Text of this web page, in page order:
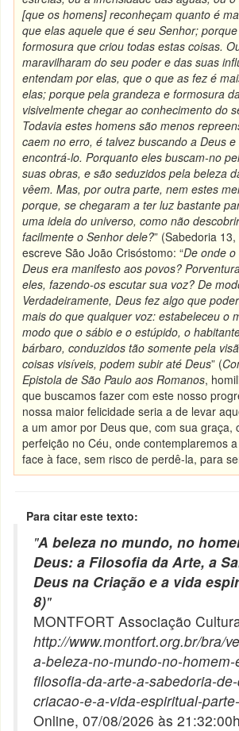
[que os homens] reconheçam quanto é
que elas aquele que é seu Senhor;
formosura que criou todas estas coisas.
maravilharam do seu poder e das suas
entendam por elas, que o que as fez é
elas; porque pela grandeza e formosura
visivelmente chegar ao conhecimento do
Todavia estes homens são menos
caem no erro, é talvez buscando a Deus
encontrá-lo. Porquanto eles buscam-no
suas obras, e são seduzidos pela beleza
vêem. Mas, por outra parte, nem estes
porque, se chegaram a ter luz bastante
uma ideia do universo, como não
facilmente o Senhor dele?” (Sabedoria
escreve São João Crisóstomo: “De onde
Deus era manifesto aos povos?
eles, fazendo-os escutar sua voz? De
Verdadeiramente, Deus fez algo que
mais do que qualquer voz: estabeleceu o
modo que o sábio e o estúpido, o
bárbaro, conduzidos tão somente pela
coisas visíveis, podem subir até Deus” (
Epistola de São Paulo aos Romanos,
que buscamos fazer com este nosso
nossa maior felicidade seria a de levar
a um amor por Deus que, com sua graça,
perfeição no Céu, onde contemplaremos
face à face, sem risco de perdê-la, para
Para citar este texto:
"A beleza no mundo, no
Deus: a Filosofia da Arte, a
Deus na Criação e a vida
8)"
MONTFORT Associação
http://www.montfort.org.br/bra/
a-beleza-no-mundo-no-
filosofia-da-arte-a-sabedoria-
criacao-e-a-vida-espiritual-
Online, 07/08/2026 às 21:32:00h